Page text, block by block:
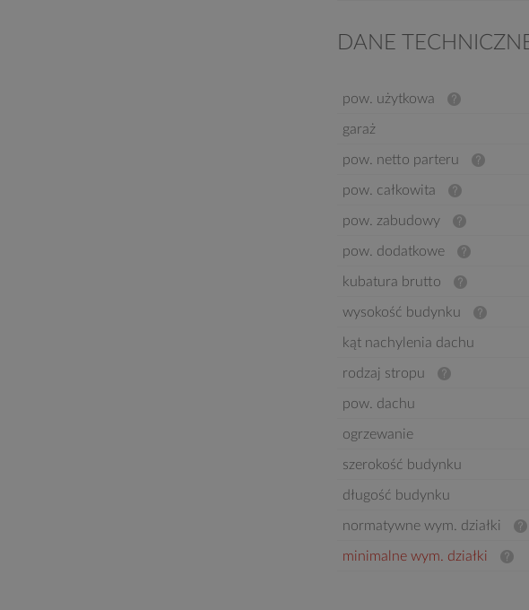
DANE
pow. użytkowa
garaż
pow. netto parteru
pow. całkowita
pow. zabudowy
pow. dodatkowe
kubatura brutto
wysokość budynku
kąt nachylenia dachu
rodzaj stropu
pow. dachu
ogrzewanie
szerokość budynku
długość budynku
normatywne wym. działki
minimalne wym. działki